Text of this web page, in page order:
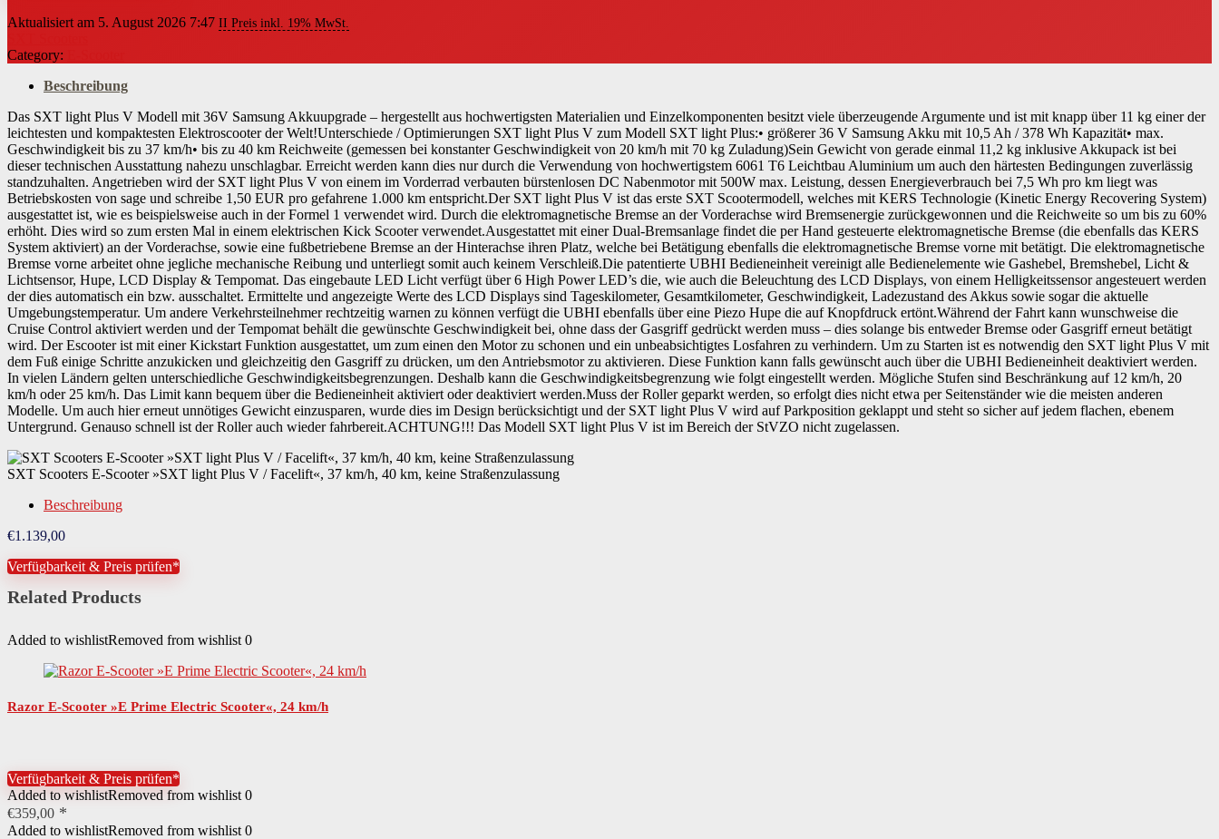
Aktualisiert am 5. August 2026 7:47 II Preis inkl. 19% MwSt.
Category:
Beschreibung
Das SXT light Plus V Modell mit 36V Samsung Akkuupgrade – hergestellt aus hochwertigsten Materialien und Einzelkomponenten besitzt viele überzeugende Argumente und ist mit knapp über 11 kg einer der
leichtesten und kompaktesten Elektroscooter der Welt!Unterschiede / Optimierungen SXT light Plus V zum Modell SXT light Plus:• größerer 36 V Samsung Akku mit 10,5 Ah / 378 Wh Kapazität• max.
Geschwindigkeit bis zu 37 km/h• bis zu 40 km Reichweite (gemessen bei konstanter Geschwindigkeit von 20 km/h mit 70 kg Zuladung)Sein Gewicht von gerade einmal 11,2 kg inklusive Akkupack ist bei
dieser technischen Ausstattung nahezu unschlagbar. Erreicht werden kann dies nur durch die Verwendung von hochwertigstem 6061 T6 Leichtbau Aluminium um auch den härtesten Bedingungen zuverlässig
standzuhalten. Angetrieben wird der SXT light Plus V von einem im Vorderrad verbauten bürstenlosen DC Nabenmotor mit 500W max. Leistung, dessen Energieverbrauch bei 7,5 Wh pro km liegt was
Betriebskosten von sage und schreibe 1,50 EUR pro gefahrene 1.000 km entspricht.Der SXT light Plus V ist das erste SXT Scootermodell, welches mit KERS Technologie (Kinetic Energy Recovering System)
ausgestattet ist, wie es beispielsweise auch in der Formel 1 verwendet wird. Durch die elektromagnetische Bremse an der Vorderachse wird Bremsenergie zurückgewonnen und die Reichweite so um bis zu 60%
erhöht. Dies wird so zum ersten Mal in einem elektrischen Kick Scooter verwendet.Ausgestattet mit einer Dual-Bremsanlage findet die per Hand gesteuerte elektromagnetische Bremse (die ebenfalls das KERS
System aktiviert) an der Vorderachse, sowie eine fußbetriebene Bremse an der Hinterachse ihren Platz, welche bei Betätigung ebenfalls die elektromagnetische Bremse vorne mit betätigt. Die elektromagnetische
Bremse vorne arbeitet ohne jegliche mechanische Reibung und unterliegt somit auch keinem Verschleiß.Die patentierte UBHI Bedieneinheit vereinigt alle Bedienelemente wie Gashebel, Bremshebel, Licht &
Lichtsensor, Hupe, LCD Display & Tempomat. Das eingebaute LED Licht verfügt über 6 High Power LED’s die, wie auch die Beleuchtung des LCD Displays, von einem Helligkeitssensor angesteuert werden
der dies automatisch ein bzw. ausschaltet. Ermittelte und angezeigte Werte des LCD Displays sind Tageskilometer, Gesamtkilometer, Geschwindigkeit, Ladezustand des Akkus sowie sogar die aktuelle
Umgebungstemperatur. Um andere Verkehrsteilnehmer rechtzeitig warnen zu können verfügt die UBHI ebenfalls über eine Piezo Hupe die auf Knopfdruck ertönt.Während der Fahrt kann wunschweise die
Cruise Control aktiviert werden und der Tempomat behält die gewünschte Geschwindigkeit bei, ohne dass der Gasgriff gedrückt werden muss – dies solange bis entweder Bremse oder Gasgriff erneut betätigt
wird. Der Escooter ist mit einer Kickstart Funktion ausgestattet, um zum einen den Motor zu schonen und ein unbeabsichtigtes Losfahren zu verhindern. Um zu Starten ist es notwendig den SXT light Plus V mit
dem Fuß einige Schritte anzukicken und gleichzeitig den Gasgriff zu drücken, um den Antriebsmotor zu aktivieren. Diese Funktion kann falls gewünscht auch über die UBHI Bedieneinheit deaktiviert werden.
In vielen Ländern gelten unterschiedliche Geschwindigkeitsbegrenzungen. Deshalb kann die Geschwindigkeitsbegrenzung wie folgt eingestellt werden. Mögliche Stufen sind Beschränkung auf 12 km/h, 20
km/h oder 25 km/h. Das Limit kann bequem über die Bedieneinheit aktiviert oder deaktiviert werden.Muss der Roller geparkt werden, so erfolgt dies nicht etwa per Seitenständer wie die meisten anderen
Modelle. Um auch hier erneut unnötiges Gewicht einzusparen, wurde dies im Design berücksichtigt und der SXT light Plus V wird auf Parkposition geklappt und steht so sicher auf jedem flachen, ebenem
Untergrund. Genauso schnell ist der Roller auch wieder fahrbereit.ACHTUNG!!! Das Modell SXT light Plus V ist im Bereich der StVZO nicht zugelassen.
SXT Scooters E-Scooter »SXT light Plus V / Facelift«, 37 km/h, 40 km, keine Straßenzulassung
Beschreibung
€1.139,00
Verfügbarkeit & Preis prüfen*
Related Products
Added to wishlistRemoved from wishlist 0
Razor E-Scooter »E Prime Electric Scooter«, 24 km/h
Verfügbarkeit & Preis prüfen*
Added to wishlistRemoved from wishlist 0
€359,00
Added to wishlistRemoved from wishlist 0